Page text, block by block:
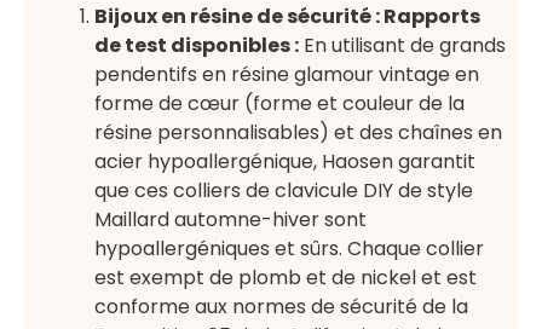
Bijoux en résine de sécurité : Rapports
de test disponibles : En utilisant de grands
pendentifs en résine glamour vintage en
forme de cœur (forme et couleur de la
résine personnalisables) et des chaînes en
acier hypoallergénique, Haosen garantit
que ces colliers de clavicule DIY de style
Maillard automne-hiver sont
hypoallergéniques et sûrs. Chaque collier
est exempt de plomb et de nickel et est
conforme aux normes de sécurité de la